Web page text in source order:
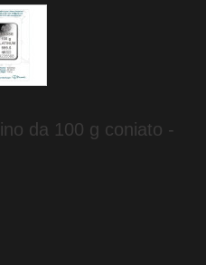
da 100 g coniato -